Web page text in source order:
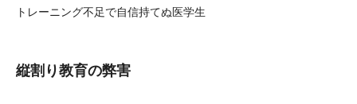
トレーニング不足で自信持てぬ医学生
縦割り教育の弊害